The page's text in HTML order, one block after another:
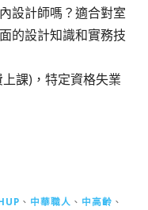
設計師嗎？適合對室
的設計知識和實務技
課)，特定資格失業
、 中華職人 、 中高齡 、